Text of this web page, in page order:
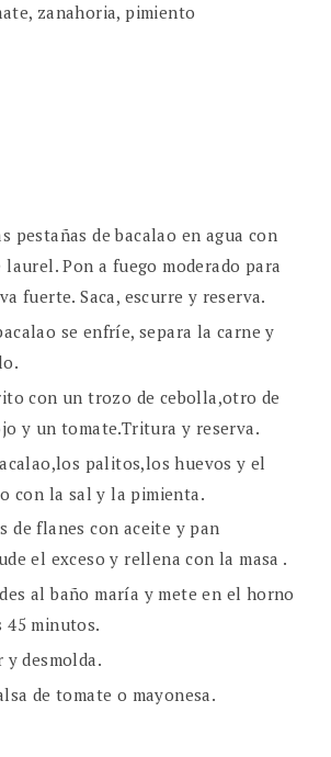
zanahoria, pimiento
pestañas de bacalao en agua con
laurel. Pon a fuego moderado para
fuerte. Saca, escurre y reserva.
se enfríe, separa la carne y
con un trozo de cebolla,otro de
y un tomate.Tritura y reserva.
palitos,los huevos y el
con la sal y la pimienta.
de flanes con aceite y pan
el exceso y rellena con la masa .
al baño maría y mete en el horno
45 minutos.
desmolda.
de tomate o mayonesa.